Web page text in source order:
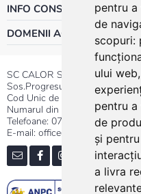
pentru
de
scopuri:
ului web,
pentru a
de
și
a livra
INFO CONSUMATOR
DOMENII ACTIVITATE
SC CALOR SRL
Sos.Progresului nr.30-40,
Cod Unic de Inregistrare: RO
Numarul din Registrul
Telefoane: 0737.23.44.44|
E-mail: office@calor.ro